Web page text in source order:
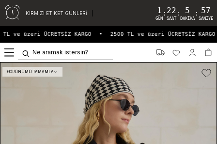
KIRMIZI ETİKET GÜNLERİ 1
GÜN
: 22
SAAT
: 5
DAKIKA
: 56
SANIYE
ve üzeri ÜCRETSİZ KARGO 2500 TL ve üzeri ÜCRETSİZ KARGO
GÖRÜNÜMÜ TAMAMLA